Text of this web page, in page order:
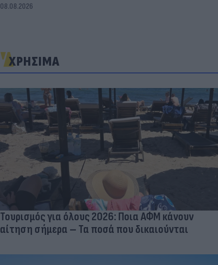
08.08.2026
ΧΡΗΣΙΜΑ
Τουρισμός για όλους 2026: Ποια ΑΦΜ κάνουν
αίτηση σήμερα – Τα ποσά που δικαιούνται